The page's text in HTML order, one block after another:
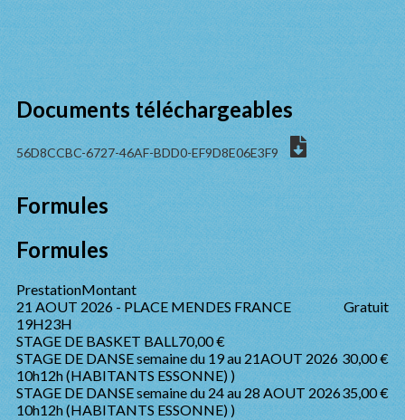
Documents téléchargeables
56D8CCBC-6727-46AF-BDD0-EF9D8E06E3F9
Formules
Formules
PrestationMontant
21 AOUT 2026 - PLACE MENDES FRANCE
19H23H
Gratuit
STAGE DE BASKET BALL70,00 €
STAGE DE DANSE semaine du 19 au 21AOUT 2026
10h12h (HABITANTS ESSONNE) )
30,00 €
STAGE DE DANSE semaine du 24 au 28 AOUT 2026
10h12h (HABITANTS ESSONNE) )
35,00 €